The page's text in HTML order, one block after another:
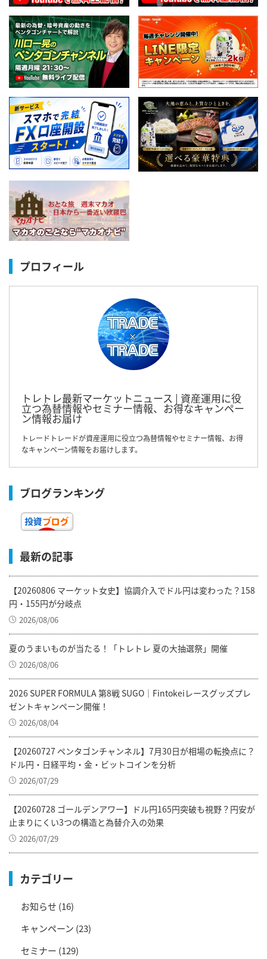
プロフィール
トレトレ最新マーケットニュース | 資産運用に役
立つ為替情報やセミナー情報、お得なキャンペー
ン情報お届け
トレードトレードが資産運用に役立つ為替情報やセミナー情報、お得
なキャンペーン情報をお届けします。
ブログランキング
最新の記事
【20260806 マーケット女史】協調介入でドル円は変わった？158
円・155円が分岐点
2026/08/06
夏のうまいものが当たる！「トレトレ 夏の大抽選祭」開催
2026/08/06
2026 SUPER FORMULA 第8戦 SUGO｜Fintokeiレースグッズプレ
ゼントキャンペーン開催！
2026/08/04
【20260727 ペンタゴンチャンネル】7月30日が相場の転換点に？
ドル円・日経平均・金・ビットコインを分析
2026/07/29
【20260728 ゴールデンアワー】ドル円165円突破も視野？円安が
止まりにくい3つの構造と為替介入の効果
2026/07/29
カテゴリー
お知らせ (16)
キャンペーン (23)
セミナー (129)